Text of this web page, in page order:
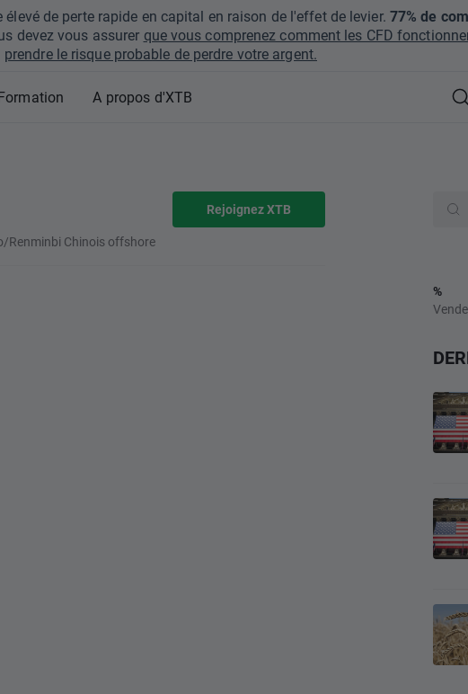
de perte rapide en capital en raison de l'effet de levier. 77% de
devez vous assurer que vous comprenez comment les CFD
prendre le risque probable de perdre votre argent.
A propos d'XTB
Renminbi Chinois offshore
Rejoignez XTB
%